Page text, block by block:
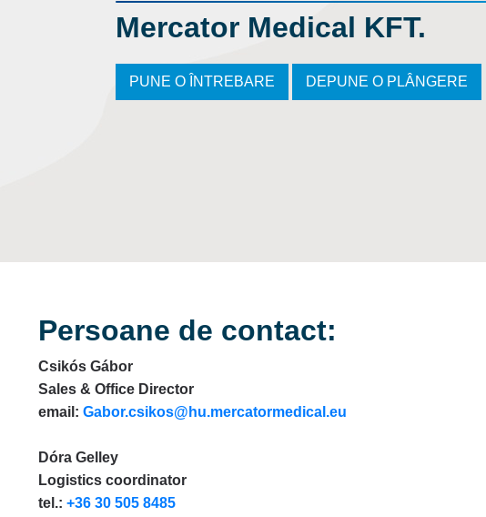
Mercator Medical KFT.
PUNE O ÎNTREBARE DEPUNE O PLÂNGERE
Persoane de contact:
Csikós Gábor
Sales & Office Director
email: Gabor.csikos@hu.mercatormedical.eu
Dóra Gelley
Logistics coordinator
tel.: +36 30 505 8485